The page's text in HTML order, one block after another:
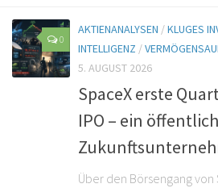
0
AKTIENANALYSEN /KLUGES
INTELLIGENZ /
5. AUGUST 2026
SpaceX erste
IPO – ein
Über den Börsengang